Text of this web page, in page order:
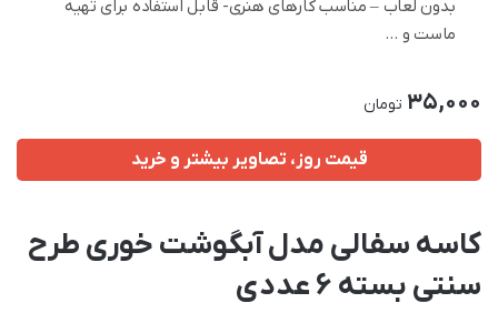
بدون لعاب – مناسب کارهای هنری- قابل استفاده برای تهیه
ماست و …
35,000 تومان
قیمت روز، تصاویر بیشتر و خرید
کاسه سفالی مدل آبگوشت خوری طرح
سنتی بسته 6 عددی